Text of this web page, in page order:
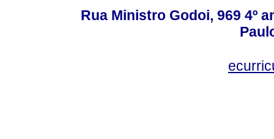
Rua Ministro Godoi, 969 4º